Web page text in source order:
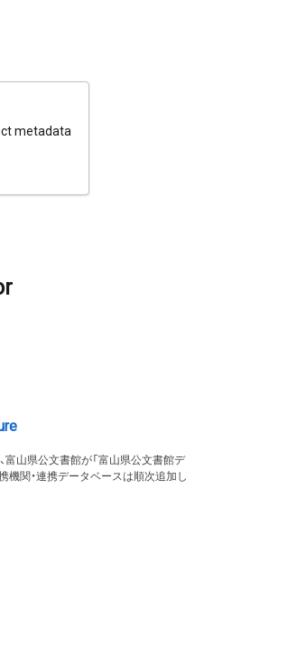
metadata
富山県公文書館が「富山県公文書館デ
機関・連携データベースは順次追加し